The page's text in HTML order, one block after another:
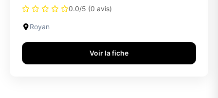
0.0/5 (0 avis)
Royan
Voir la fiche